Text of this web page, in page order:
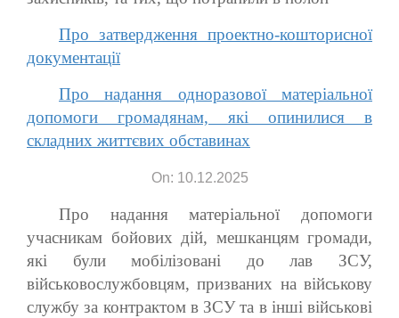
Про затвердження проектно-кошторисної
документації
Про надання одноразової матеріальної
допомоги громадянам, які опинилися в
складних життєвих обставинах
On: 10.12.2025
Про надання матеріальної допомоги
учасникам бойових дій, мешканцям громади,
які були мобілізовані до лав ЗСУ,
військовослужбовцям, призваних на військову
службу за контрактом в ЗСУ та в інші військові